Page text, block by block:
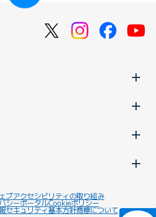
ブアクセシビリティの取り組み
シーポータルCookieポリシー
セキュリティ基本方針商標について